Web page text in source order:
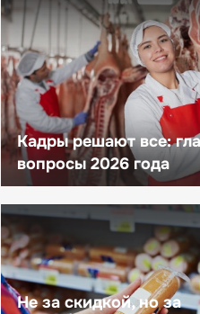
Кадры решают все:
вопросы 2026 года
Не за скидкой, но за